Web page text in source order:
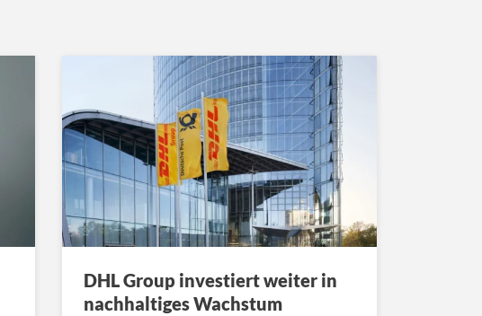
DHL Group investiert weiter in
nachhaltiges Wachstum